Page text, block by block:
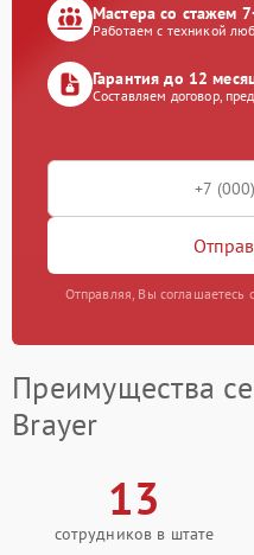
Мастера со стажем
Работаем с техникой
Гарантия до 12
Составляем договор,
Отправляя, Вы соглашаетесь
Преимущества
Brayer
13
сотрудников в штате